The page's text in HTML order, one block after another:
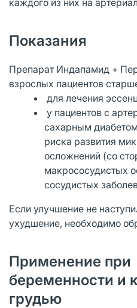
Показания
Препарат Индапамид +
взрослых пациентов
для лечения
у пациентов с
сахарным
риска развития
осложнений (со
макрососудистых
сосудистых
Если улучшение не
ухудшение, необходимо
Применение при
беременности и
грудью